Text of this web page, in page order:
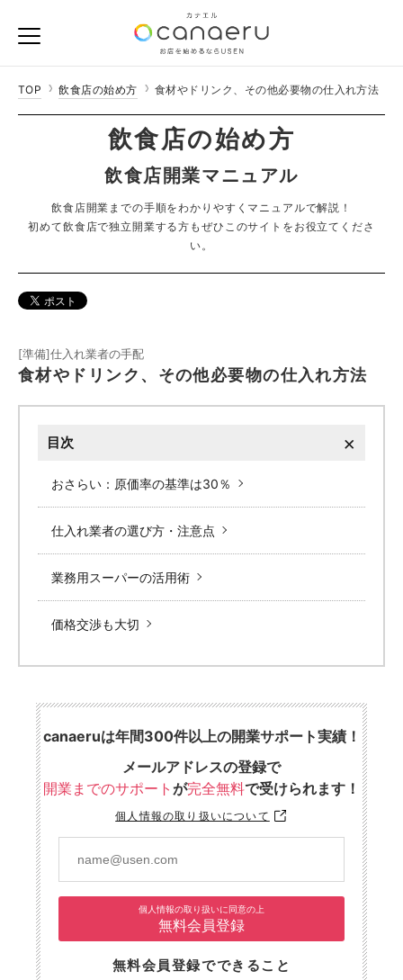
TOP 飲食店の始め方 食材やドリンク、その他必要物の仕入れ方法
飲食店の始め方
飲食店開業マニュアル
飲食店開業までの手順をわかりやすくマニュアルで解説！
初めて飲食店で独立開業する方もぜひこのサイトをお役立てくださ
い。
[準備]仕入れ業者の手配
食材やドリンク、その他必要物の仕入れ方法
目次 ×
おさらい：原価率の基準は30％
仕入れ業者の選び方・注意点
業務用スーパーの活用術
価格交渉も大切
canaeruは年間300件以上の開業サポート実績！
メールアドレスの登録で
開業までのサポート が完全無料で受けられます！
個人情報の取り扱いについて
個人情報の取り扱いに同意の上
無料会員登録
無料会員登録でできること